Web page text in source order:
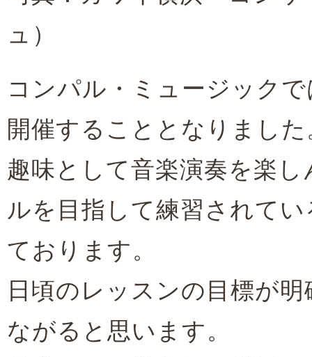
ュ）
コンパル・ミュージック
開催することとなりました
趣味として音楽演奏を楽
ルを目指して練習されて
ております。
日頃のレッスンの目標が
ながると思います。